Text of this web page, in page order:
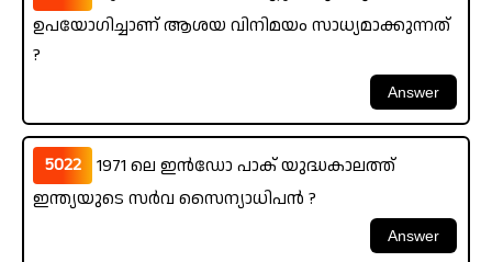
ഉപയോഗിച്ചാണ് ആശയ വിനിമയം സാധ്യമാക്കുന്നത്
?
5022
1971 ലെ ഇൻഡോ പാക് യുദ്ധകാലത്ത്
ഇന്ത്യയുടെ സർവ സൈന്യാധിപൻ ?